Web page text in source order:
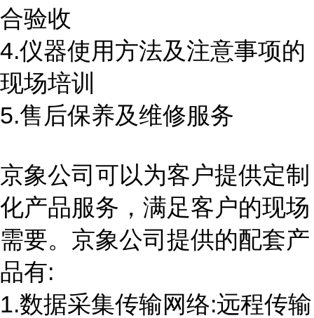
合验收
4.仪器使用方法及注意事项的
现场培训
5.售后保养及维修服务
京象公司可以为客户提供定制
化产品服务，满足客户的现场
需要。京象公司提供的配套产
品有:
1.数据采集传输网络:远程传输